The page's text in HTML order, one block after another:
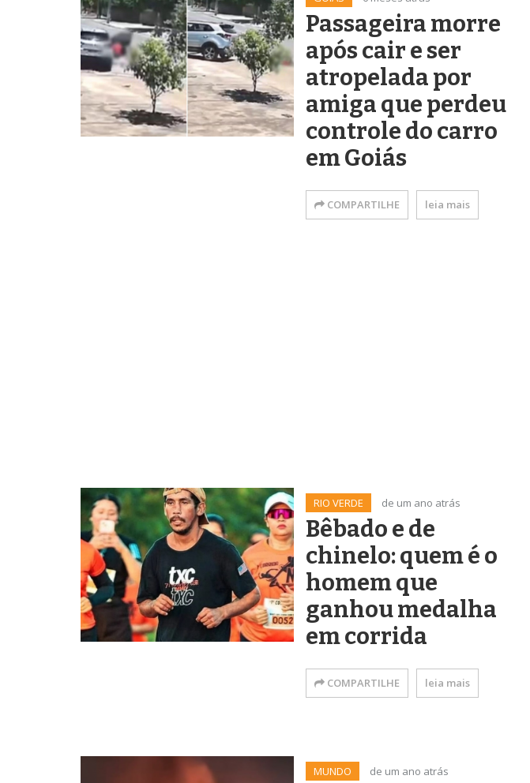
Passageira morre
após cair e ser
atropelada por
amiga que perdeu
controle do carro
em Goiás
COMPARTILHE leia mais
RIO VERDE de um ano atrás
Bêbado e de
chinelo: quem é o
homem que
ganhou medalha
em corrida
COMPARTILHE leia mais
MUNDO de um ano atrás